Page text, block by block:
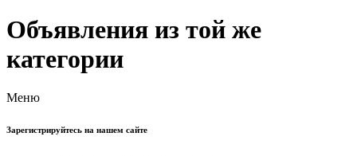
Объявления из той же
категории
Меню
Зарегистрируйтесь на нашем сайте